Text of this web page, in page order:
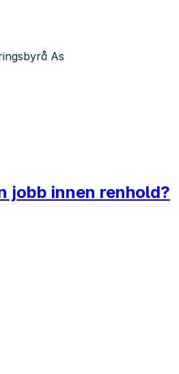
As
jobb innen renhold?